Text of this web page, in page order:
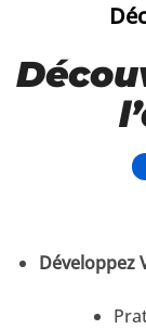
Développez